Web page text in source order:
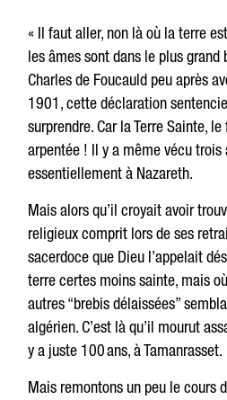
« Il faut aller, non là où la terre
les âmes sont dans le plus grand
Charles de Foucauld peu après
1901, cette déclaration
surprendre. Car la Terre Sainte, le
arpentée ! Il y a même vécu
essentiellement à Nazareth.
Mais alors qu’il croyait avoir
religieux comprit lors de ses
sacerdoce que Dieu l’appelait
terre certes moins sainte, mais
autres “brebis délaissées”
algérien. C’est là qu’il mourut
y a juste 100 ans, à Tamanrasset.
Mais remontons un peu le cours